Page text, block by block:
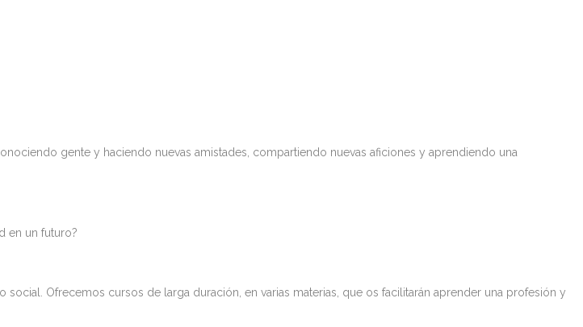
gente y haciendo nuevas amistades, compartiendo nuevas aficiones y aprendiendo una
en un futuro?
Ofrecemos cursos de larga duración, en varias materias, que os facilitarán aprender una profesión y